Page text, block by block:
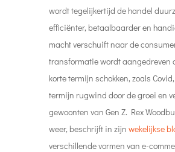
wordt tegelijkertijd de handel
efficiënter, betaalbaarder en
macht verschuift naar de
transformatie wordt aangedreven
korte termijn schokken, zoals
termijn rugwind door de groei en
gewoonten van Gen Z. Rex
weer, beschrijft in zijn wekelijkse
verschillende vormen van e-